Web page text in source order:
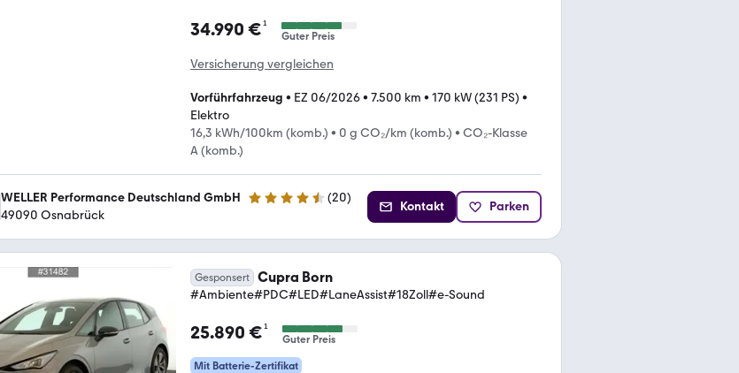
34.990 €¹
Guter Preis
Versicherung vergleichen
Vorführfahrzeug • EZ 06/2026• 7.500 km • 170 kW (231 PS) •
Elektro
16,3 kWh/100km (komb.) • 0 g CO₂/km (komb.) • CO₂-Klasse
A (komb.)
WELLER Performance Deutschland GmbH 4.5 Sterne (20)
49090 Osnabrück
Kontakt Parken
Gesponsert Cupra Born
#Ambiente#PDC#LED#LaneAssist#18Zoll#e-Sound
25.890 €¹
Guter Preis
Mit Batterie-Zertifikat